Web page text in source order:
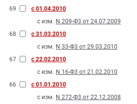
69
с 01.04.2010
с изм. N 209-Ф3 от 24.07.2009
68
с 31.03.2010
с изм. N 33-Ф3 от 29.03.2010
67
с 22.02.2010
с изм. N 16-Ф3 от 21.02.2010
66
с 01.01.2010
с изм. N 272-Ф3 от 22.12.2008